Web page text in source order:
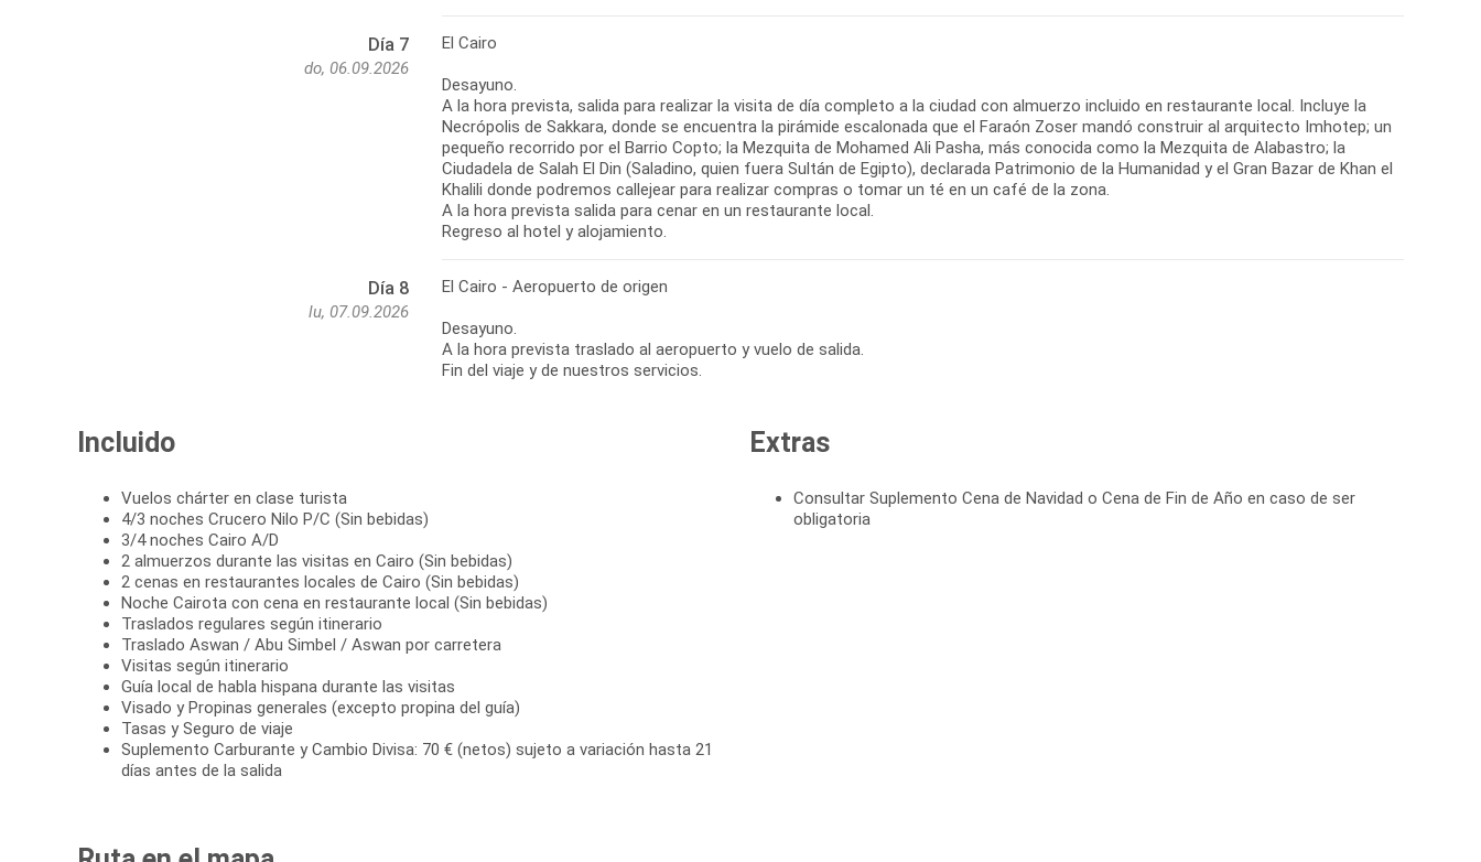
Día 7
do, 06.09.2026
El Cairo
Desayuno.
A la hora prevista, salida para realizar la visita de día completo a la ciudad con almuerzo incluido en restaurante local. Incluye la
Necrópolis de Sakkara, donde se encuentra la pirámide escalonada que el Faraón Zoser mandó construir al arquitecto Imhotep; un
pequeño recorrido por el Barrio Copto; la Mezquita de Mohamed Ali Pasha, más conocida como la Mezquita de Alabastro; la
Ciudadela de Salah El Din (Saladino, quien fuera Sultán de Egipto), declarada Patrimonio de la Humanidad y el Gran Bazar de Khan el
Khalili donde podremos callejear para realizar compras o tomar un té en un café de la zona.
A la hora prevista salida para cenar en un restaurante local.
Regreso al hotel y alojamiento.
Día 8
lu, 07.09.2026
El Cairo - Aeropuerto de origen
Desayuno.
A la hora prevista traslado al aeropuerto y vuelo de salida.
Fin del viaje y de nuestros servicios.
Incluido
Vuelos chárter en clase turista
4/3 noches Crucero Nilo P/C (Sin bebidas)
3/4 noches Cairo A/D
2 almuerzos durante las visitas en Cairo (Sin bebidas)
2 cenas en restaurantes locales de Cairo (Sin bebidas)
Noche Cairota con cena en restaurante local (Sin bebidas)
Traslados regulares según itinerario
Traslado Aswan / Abu Simbel / Aswan por carretera
Visitas según itinerario
Guía local de habla hispana durante las visitas
Visado y Propinas generales (excepto propina del guía)
Tasas y Seguro de viaje
Suplemento Carburante y Cambio Divisa: 70 € (netos) sujeto a variación hasta 21
días antes de la salida
Extras
Consultar Suplemento Cena de Navidad o Cena de Fin de Año en caso de ser
obligatoria